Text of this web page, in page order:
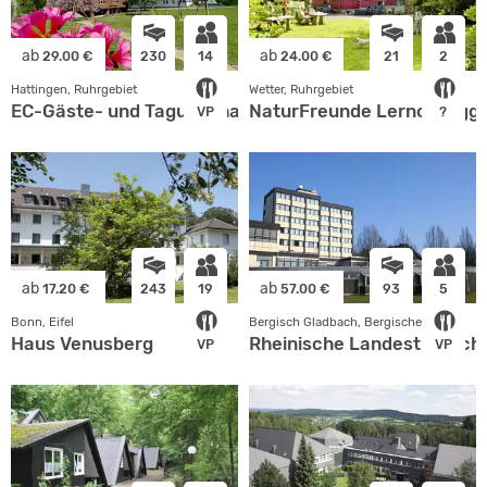
ab 29.00 € 230 14
VP
Hattingen, Ruhrgebiet
EC-Gäste- und Tagungshaus
ab 24.00 € 21 2
?
Wetter, Ruhrgebiet
NaturFreunde Lernort
ab 17.20 € 243 19
VP
Bonn, Eifel
Haus Venusberg
ab 57.00 € 93 5
VP
Bergisch Gladbach, Bergisches Land
Rheinische